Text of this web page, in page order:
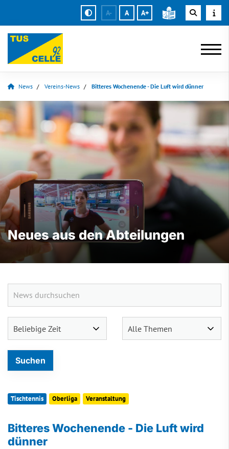
A- A A+
News Vereins-News Bitteres Wochenende - Die Luft wird dünner
Neues aus den Abteilungen
Tischtennis Oberliga Veranstaltung
Bitteres Wochenende - Die Luft wird
dünner